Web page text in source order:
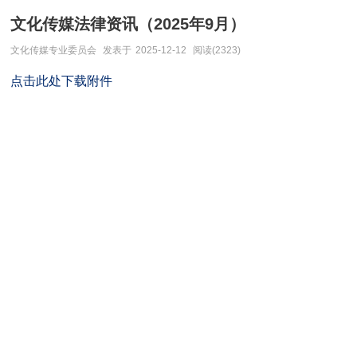
文化传媒法律资讯（2025年9月）
文化传媒专业委员会 发表于 2025-12-12 阅读(2323)
点击此处下载附件